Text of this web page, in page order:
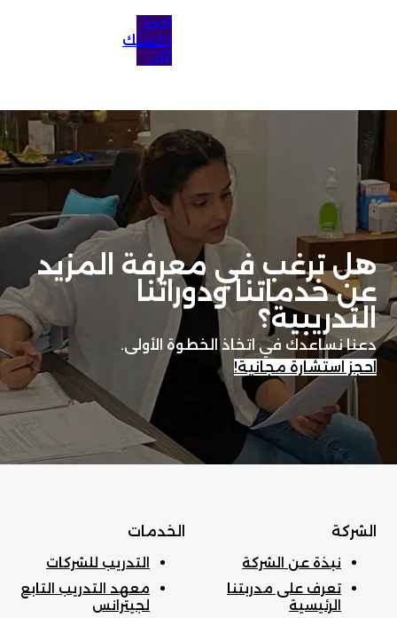
احجز
جلستك
الآن
هل ترغب في معرفة المزيد
عن خدماتنا ودوراتنا
التدريبية؟
دعنا نساعدك في اتخاذ الخطوة الأولى.
احجز استشارة مجانية!
الشركة
نبذة عن الشركة
تعرف على مدربتنا
الرئيسية
الخدمات
التدريب للشركات
معهد التدريب التابع
لجيترانس